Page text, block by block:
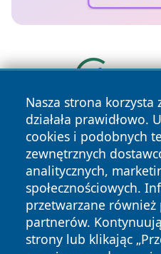
Nasza strona
działała prawidłowo.
cookies i podobnych
zewnętrznych
analitycznych,
społecznościowych.
przetwarzane również
partnerów.
strony lub klikając
Copyright © 2026